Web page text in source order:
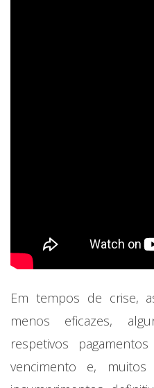
Em tempos de crise,
menos eficazes,
respetivos
vencimento e,